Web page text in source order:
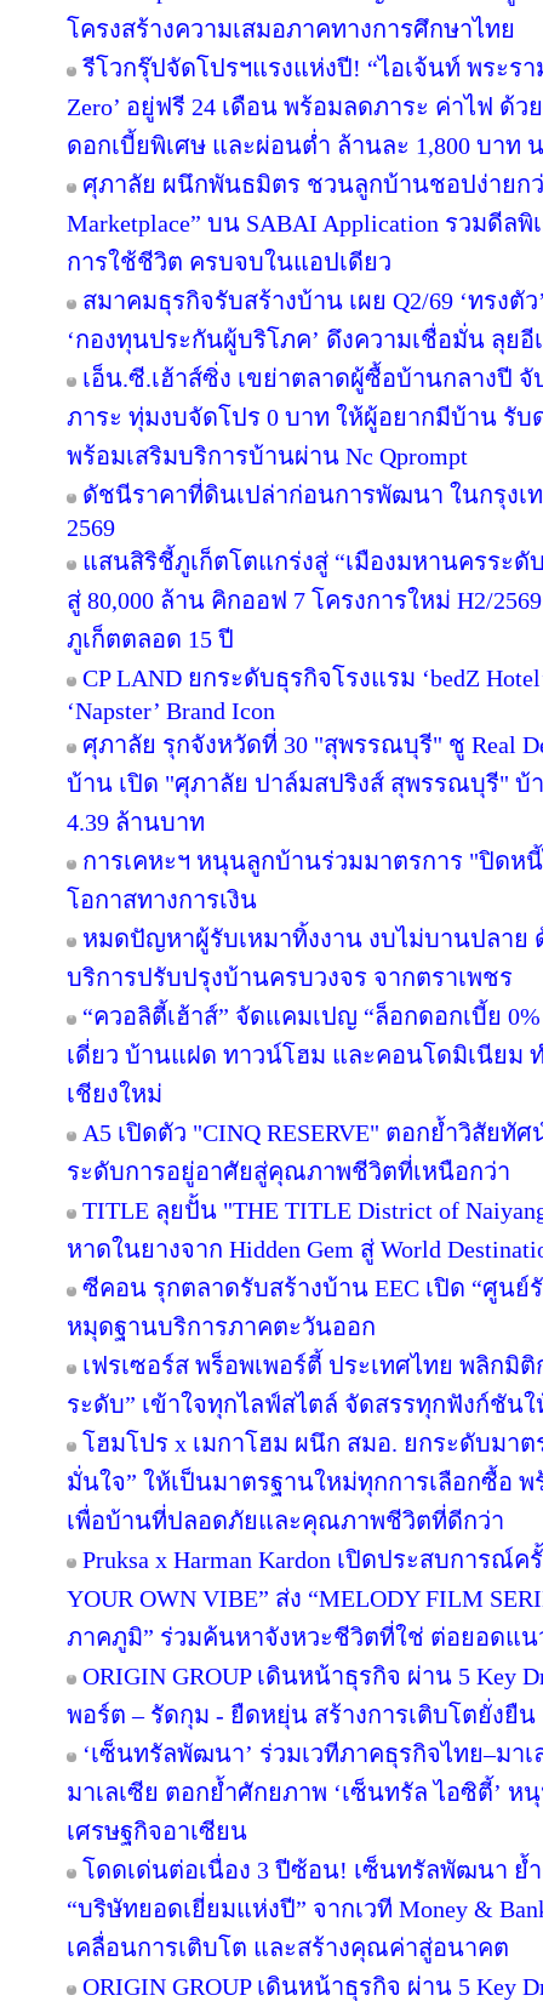
โครงสร้างความเสมอภาคทางการศึกษาไทย
รีโวกรุ๊ปจัดโปรฯแรงแห่งปี! “ไอเจ้นท์ พระรา
Zero’ อยู่ฟรี 24 เดือน พร้อมลดภาระ ค่าไฟ ด้
ดอกเบี้ยพิเศษ และผ่อนต่ำ ล้านละ 1,800 บาท
ศุภาลัย ผนึกพันธมิตร ชวนลูกบ้านชอปง่ายกว่
Marketplace” บน SABAI Application รวมดีล
การใช้ชีวิต ครบจบในแอปเดียว
สมาคมธุรกิจรับสร้างบ้าน เผย Q2/69 ‘ทรง
‘กองทุนประกันผู้บริโภค’ ดึงความเชื่อมั่น ลุย
เอ็น.ซี.เฮ้าส์ซิ่ง เขย่าตลาดผู้ซื้อบ้านกลางปี
ภาระ ทุ่มงบจัดโปร 0 บาท ให้ผู้อยากมีบ้าน รับ
พร้อมเสริมบริการบ้านผ่าน Nc Qprompt
ดัชนีราคาที่ดินเปล่าก่อนการพัฒนา ในกรุงเ
2569
แสนสิริชี้ภูเก็ตโตแกร่งสู่ “เมืองมหานครระ
สู่ 80,000 ล้าน คิกออฟ 7 โครงการใหม่ H2/
ภูเก็ตตลอด 15 ปี
CP LAND ยกระดับธุรกิจโรงแรม ‘bedZ
‘Napster’ Brand Icon
ศุภาลัย รุกจังหวัดที่ 30 "สุพรรณบุรี" ชู Real
บ้าน เปิด "ศุภาลัย ปาล์มสปริงส์ สุพรรณบุรี" บ้
4.39 ล้านบาท
การเคหะฯ หนุนลูกบ้านร่วมมาตรการ "ปิดห
โอกาสทางการเงิน
หมดปัญหาผู้รับเหมาทิ้งงาน งบไม่บานปลาย ด้
บริการปรับปรุงบ้านครบวงจร จากตราเพชร
“ควอลิตี้เฮ้าส์” จัดแคมเปญ “ล็อกดอกเบี้ย
เดี่ยว บ้านแฝด ทาวน์โฮม และคอนโดมิเนียม
เชียงใหม่
A5 เปิดตัว "CINQ RESERVE" ตอกย้ำวิสัยทัศ
ระดับการอยู่อาศัยสู่คุณภาพชีวิตที่เหนือกว่า
TITLE ลุยปั้น "THE TITLE District of
หาดในยางจาก Hidden Gem สู่ World
ซีคอน รุกตลาดรับสร้างบ้าน EEC เปิด “ศูน
หมุดฐานบริการภาคตะวันออก
เฟรเซอร์ส พร็อพเพอร์ตี้ ประเทศไทย พลิกมิ
ระดับ” เข้าใจทุกไลฟ์สไตล์ จัดสรรทุกฟังก์ชัน
โฮมโปร x เมกาโฮม ผนึก สมอ. ยกระดับมา
มั่นใจ” ให้เป็นมาตรฐานใหม่ทุกการเลือกซื้อ
เพื่อบ้านที่ปลอดภัยและคุณภาพชีวิตที่ดีกว่า
Pruksa x Harman Kardon เปิดประสบการณ์
YOUR OWN VIBE” ส่ง “MELODY FILM
ภาคภูมิ” ร่วมค้นหาจังหวะชีวิตที่ใช่ ต่อยอดแน
ORIGIN GROUP เดินหน้าธุรกิจ ผ่าน 5 Key
พอร์ต – รัดกุม - ยืดหยุ่น สร้างการเติบโตยั่งยื
‘เซ็นทรัลพัฒนา’ ร่วมเวทีภาคธุรกิจไทย–มา
มาเลเซีย ตอกย้ำศักยภาพ ‘เซ็นทรัล ไอซิตี้’
เศรษฐกิจอาเซียน
โดดเด่นต่อเนื่อง 3 ปีซ้อน! เซ็นทรัลพัฒนา ย้ำ
“บริษัทยอดเยี่ยมแห่งปี” จากเวที Money &
เคลื่อนการเติบโต และสร้างคุณค่าสู่อนาคต
ORIGIN GROUP เดินหน้าธุรกิจ ผ่าน 5 Key